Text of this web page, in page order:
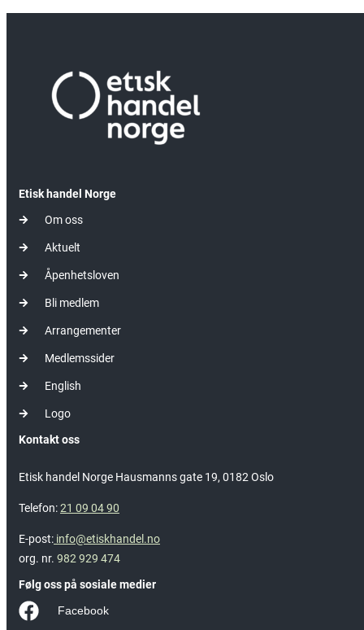
Etisk handel Norge
Om oss
Aktuelt
Åpenhetsloven
Bli medlem
Arrangementer
Medlemssider
English
Logo
Kontakt oss
Etisk handel Norge Hausmanns gate 19, 0182 Oslo
Telefon:21 09 04 90
E-post: info@etiskhandel.no
org. nr. 982 929 474
Følg oss på sosiale medier
Facebook